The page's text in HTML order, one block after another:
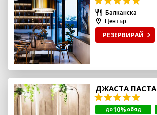
Балканска
Център
РЕЗЕРВИРАЙ
ДЖАСТА ПАСТА
до10% обяд